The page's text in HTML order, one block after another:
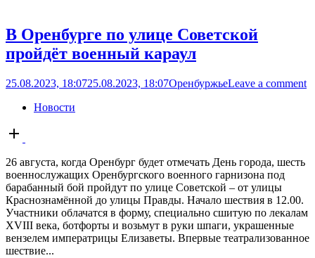
В Оренбурге по улице Советской
пройдёт военный караул
25.08.2023, 18:0725.08.2023, 18:07ОренбуржьеLeave a comment
Новости
Open
post
26 августа, когда Оренбург будет отмечать День города, шесть
военнослужащих Оренбургского военного гарнизона под
барабанный бой пройдут по улице Советской – от улицы
Краснознамённой до улицы Правды. Начало шествия в 12.00.
Участники облачатся в форму, специально сшитую по лекалам
XVIII века, ботфорты и возьмут в руки шпаги, украшенные
вензелем императрицы Елизаветы. Впервые театрализованное
шествие...